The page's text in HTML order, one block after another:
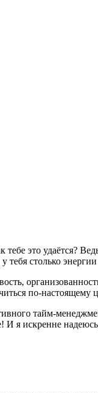
это удаётся?
столько
по-настоящему
тайм-
И я искренне